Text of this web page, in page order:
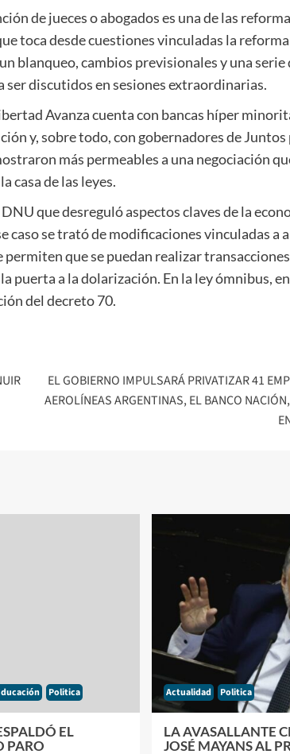
de jueces o abogados es una de las
toca desde cuestiones vinculadas la
blanqueo, cambios previsionales y una serie
ser discutidos en sesiones extraordinarias.
Avanza cuenta con bancas híper
y, sobre todo, con gobernadores de Juntos
más permeables a una negociación
casa de las leyes.
que desreguló aspectos claves de la
se trató de modificaciones vinculadas a
que se puedan realizar
puerta a la dolarización. En la ley ómnibus,
del decreto 70.
EL GOBIERNO IMPULSARÁ PRIVATIZAR 41
AEROLÍNEAS ARGENTINAS, EL BANCO
Politica
EL
PARO
Actualidad Politica
LA AVASALLANTE
JOSÉ MAYANS AL